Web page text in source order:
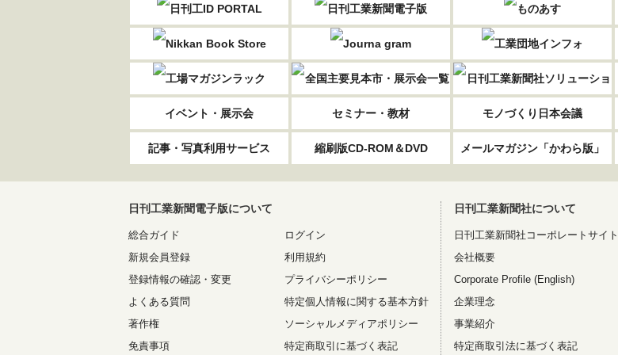
イベント・展示会 セミナー・教材 モノづくり日本会議
記事・写真利用サービス 縮刷版CD-ROM＆DVD メールマガジン「かわら版」
日刊工業新聞電子版について
総合ガイド
ログイン
新規会員登録
利用規約
登録情報の確認・変更
プライバシーポリシー
よくある質問
特定個人情報に関する基本方針
著作権
ソーシャルメディアポリシー
免責事項
特定商取引に基づく表記
日刊工業新聞社について
日刊工業新聞社コーポレートサイト
会社概要
Corporate Profile (English)
企業理念
事業紹介
特定商取引法に基づく表記